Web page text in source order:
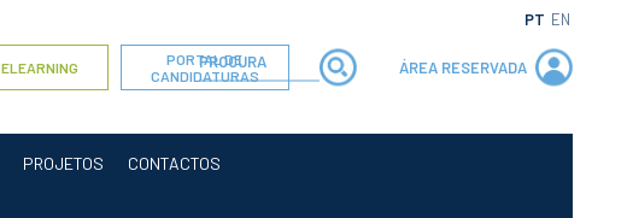
ÁREA RESERVADA
ELEARNING
PORTAL DE
CANDIDATURAS
PT EN
PROJETOS CONTACTOS